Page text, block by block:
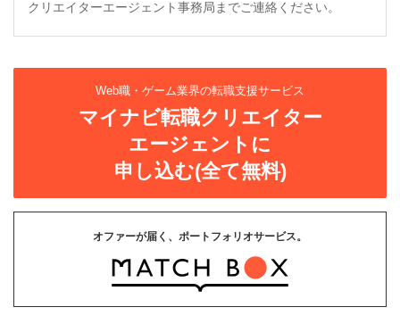
クリエイターエージェント事務局までご連絡ください。
Web職・ゲーム業界の転職支援サービス
マイナビ転職クリエイター
エージェントに
申し込む(全て無料)
オファーが届く、ポートフォリオサービス。